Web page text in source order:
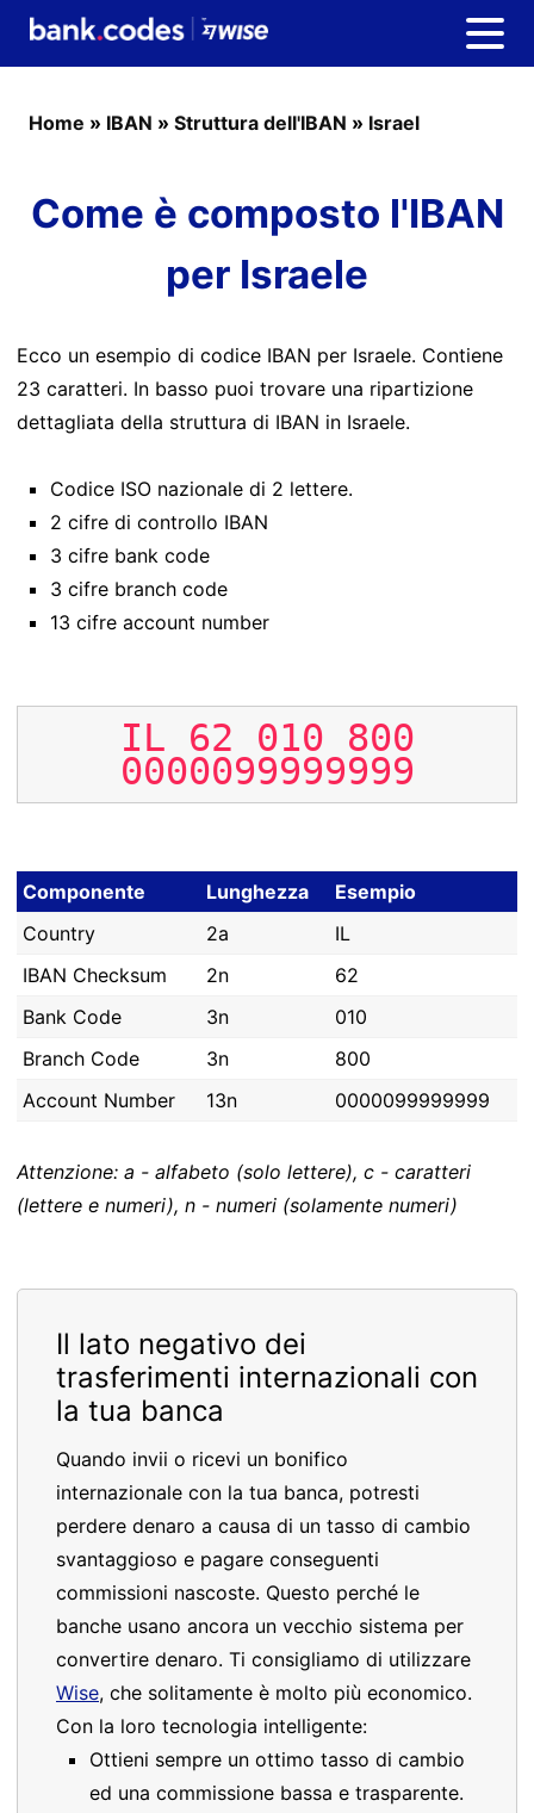
Home » IBAN » Struttura dell'IBAN » Israel
Come è composto l'IBAN
per Israele
Ecco un esempio di codice IBAN per Israele. Contiene
23 caratteri. In basso puoi trovare una ripartizione
dettagliata della struttura di IBAN in Israele.
Codice ISO nazionale di 2 lettere.
2 cifre di controllo IBAN
3 cifre bank code
3 cifre branch code
13 cifre account number
IL 62 010 800
0000099999999
Componente Lunghezza
Esempio
Country
2a
IL
IBAN Checksum
2n
62
Bank Code
3n
010
Branch Code
3n
800
Account Number
13n 0000099999999
Attenzione: a - alfabeto (solo lettere), c - caratteri
(lettere e numeri), n - numeri (solamente numeri)
Il lato negativo dei
trasferimenti internazionali con
la tua banca
Quando invii o ricevi un bonifico
internazionale con la tua banca, potresti
perdere denaro a causa di un tasso di cambio
svantaggioso e pagare conseguenti
commissioni nascoste. Questo perché le
banche usano ancora un vecchio sistema per
convertire denaro. Ti consigliamo di utilizzare
Wise, che solitamente è molto più economico.
Con la loro tecnologia intelligente:
Ottieni sempre un ottimo tasso di cambio
ed una commissione bassa e trasparente.